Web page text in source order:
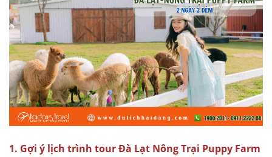
1. Gợi ý lịch trình tour Đà Lạt Nông Trại Puppy Farm